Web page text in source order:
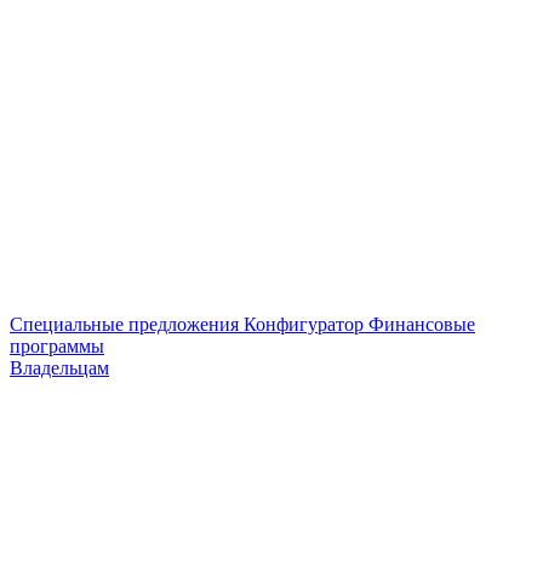
Специальные предложения Конфигуратор Финансовые
программы
Владельцам